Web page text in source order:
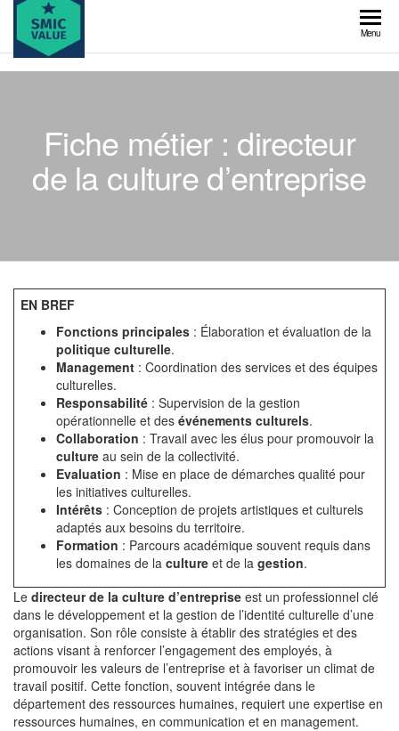
Skip
the
content
value
Menu
Fiche métier : directeur
de la culture d’entreprise
EN BREF
Fonctions principales : Élaboration et évaluation de la
politique culturelle.
Management : Coordination des services et des équipes
culturelles.
Responsabilité : Supervision de la gestion
opérationnelle et des événements culturels.
Collaboration : Travail avec les élus pour promouvoir la
culture au sein de la collectivité.
Evaluation : Mise en place de démarches qualité pour
les initiatives culturelles.
Intérêts : Conception de projets artistiques et culturels
adaptés aux besoins du territoire.
Formation : Parcours académique souvent requis dans
les domaines de la culture et de la gestion.
Le directeur de la culture d’entreprise est un professionnel clé
dans le développement et la gestion de l’identité culturelle d’une
organisation. Son rôle consiste à établir des stratégies et des
actions visant à renforcer l’engagement des employés, à
promouvoir les valeurs de l’entreprise et à favoriser un climat de
travail positif. Cette fonction, souvent intégrée dans le
département des ressources humaines, requiert une expertise en
ressources humaines, en communication et en management.